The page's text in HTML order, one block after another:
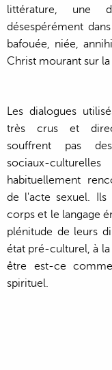
littérature, une
désespérément
bafouée, niée,
Christ mourant sur
Les dialogues
très crus et
souffrent pas
sociaux-culturelles
habituellement
de l'acte sexuel. Ils
corps et le langage
plénitude de leurs
état pré-culturel, à
être est-ce
spirituel.